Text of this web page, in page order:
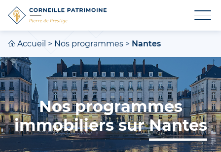
Accueil > Nos programmes > Nantes
Nos programmes
immobiliers surNantes